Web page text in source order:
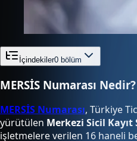
İçindekiler0 bölüm
MERSİS Numarası Nedir?
MERSİS Numarası, Türkiye
yürütülen Merkezi Sicil Kayıt
işletmelere verilen 16 haneli